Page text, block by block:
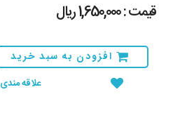
قیمت : 1,650,000 ريال
افزودن به سبد خرید
علاقه مندی